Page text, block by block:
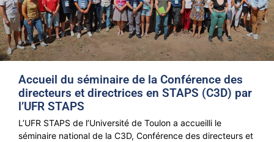
Accueil du séminaire de la Conférence des
directeurs et directrices en STAPS (C3D) par
l’UFR STAPS
L’UFR STAPS de l’Université de Toulon a accueilli le
séminaire national de la C3D, Conférence des directeurs et